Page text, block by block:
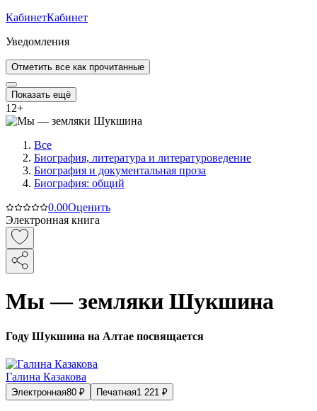
КабинетКабинет
Уведомления
Отметить все как прочитанные
Показать ещё
12+
Все
Биография, литература и литературоведение
Биография и документальная проза
Биография: общий
0.00Оценить
Электронная книга
Мы — земляки Шукшина
Году Шукшина на Алтае посвящается
Галина Казакова
Электронная80 ₽ Печатная1 221 ₽